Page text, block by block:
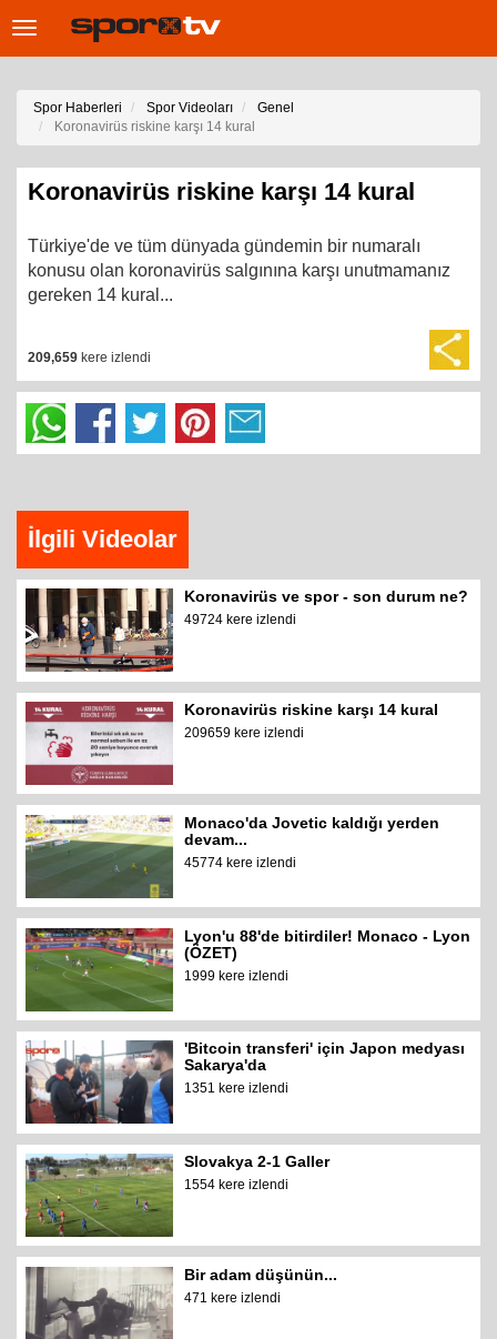
Toggle
Spor Haberleri Spor Videoları
Genel
Koronavirüs riskine karşı 14 kural
Koronavirüs riskine karşı 14 kural
Türkiye'de ve tüm dünyada gündemin bir numaralı
konusu olan koronavirüs salgınına karşı unutmamanız
gereken 14 kural...
209,659 kere izlendi
İlgili Videolar
Koronavirüs ve spor - son durum ne?
49724 kere izlendi
Koronavirüs riskine karşı 14 kural
209659 kere izlendi
Monaco'da Jovetic kaldığı yerden
devam...
45774 kere izlendi
Lyon'u 88'de bitirdiler! Monaco - Lyon
(ÖZET)
1999 kere izlendi
'Bitcoin transferi' için Japon medyası
Sakarya'da
1351 kere izlendi
Slovakya 2-1 Galler
1554 kere izlendi
Bir adam düşünün...
471 kere izlendi